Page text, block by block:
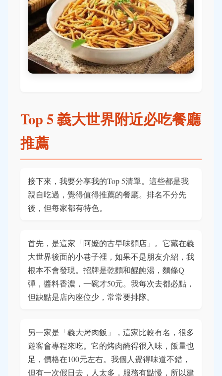
Top 5 義大世界附近必吃餐廳
推薦
接下來，我要分享我的Top 5清單。這些都是我
親自吃過，覺得值得推薦的餐廳。排名不分先
後，但每家都有特色。
首先，是這家「阿嬤的古早味麵店」。它藏在義
大世界後面的小巷子裡，如果不是朋友介紹，我
根本不會發現。招牌是乾麵和餛飩湯，麵條Q
彈，醬料香濃，一碗才50元。我每次去都必點，
但缺點是店內座位少，常常要排隊。
另一家是「義大烤肉飯」，這家比較有名，很多
遊客會專程來吃。它的烤肉醃得很入味，飯量也
足，價格在100元左右。我個人覺得味道不錯，
但有一次假日去，人太多，服務有點慢，所以建